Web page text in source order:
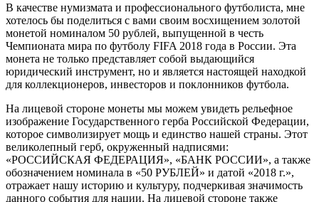
В качестве нумизмата и профессионального футболиста, мне
хотелось бы поделиться с вами своим восхищением золотой
монетой номиналом 50 рублей, выпущенной в честь
Чемпионата мира по футболу FIFA 2018 года в России. Эта
монета не только представляет собой выдающийся
юридический инструмент, но и является настоящей находкой
для коллекционеров, инвесторов и поклонников футбола.
На лицевой стороне монеты мы можем увидеть рельефное
изображение Государственного герба Российской Федерации,
которое символизирует мощь и единство нашей страны. Этот
великолепный герб, окруженный надписями:
«РОССИЙСКАЯ ФЕДЕРАЦИЯ», «БАНК РОССИИ», а также
обозначением номинала в «50 РУБЛЕЙ» и датой «2018 г.»,
отражает нашу историю и культуру, подчеркивая значимость
данного события для нации. На лицевой стороне также